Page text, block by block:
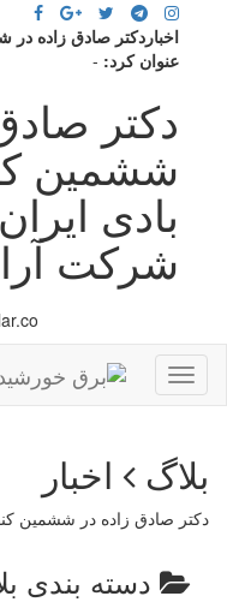
اخباردکتر صادق زاده
عنوان کرد: -
دکتر
ششمین
بادی
شرکت
Toggle
navigation
بلاگ اخبار
دکتر صادق زاده در ششمین
دسته بندی